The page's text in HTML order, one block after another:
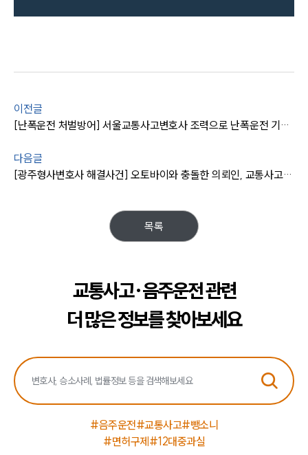
이전글
[난폭운전 처벌방어] 서울교통사고변호사 조력으로 난폭운전 기소유예 처분 받아냄
다음글
[광주형사변호사 해결사건] 오토바이와 충돌한 의뢰인, 교통사고처리특례법위반 혐의 공소기각
목록
교통사고·음주운전 관련
더 많은 정보를 찾아보세요
#음주운전#교통사고#뺑소니
#면허구제#12대중과실